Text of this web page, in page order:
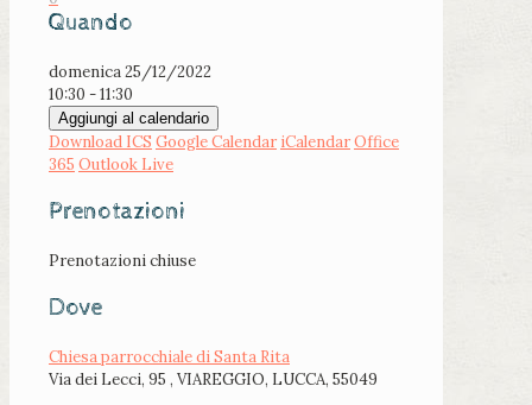
Quando
domenica 25/12/2022
10:30 - 11:30
Aggiungi al calendario
Download ICS Google Calendar iCalendarOffice
365 Outlook Live
Prenotazioni
Prenotazioni chiuse
Dove
Chiesa parrocchiale di Santa Rita
Via dei Lecci, 95 , VIAREGGIO, LUCCA, 55049